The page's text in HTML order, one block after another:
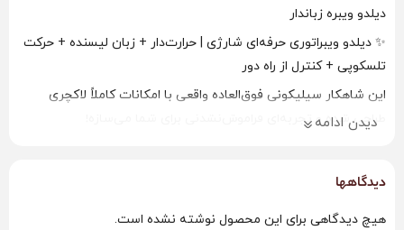
دیلدو ویبره زباندار
✨ دیلدو ویبراتوری حرفه‌ای شارژی | حرارت‌دار + زبان لیسنده + حرکت
تلسکوپی + کنترل از راه دور
این شاهکار سیلیکونی فوق‌العاده واقعی با امکانات کاملاً لاکچری
طراحی شده و تجربه‌ای فراموش‌نشدنی برای شما می‌سازه!
رابطه واقعی رو بهت بده 🔥
ویژگی‌های خفن این مدل:
دیدن ادامه
دیدگاهها
هیچ دیدگاهی برای این محصول نوشته نشده است.